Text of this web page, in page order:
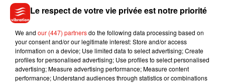
7 août 2026
dans son nouveau clip
Le respect de votre vie privée est notre priorité
We and our (447) partnersdo the following data processing based on
your consent and/or our legitimate interest: Store and/or access
information on a device; Use limited data to select advertising; Create
profiles for personalised advertising; Use profiles to select personalised
advertising; Measure advertising performance; Measure content
performance; Understand audiences through statistics or combinations